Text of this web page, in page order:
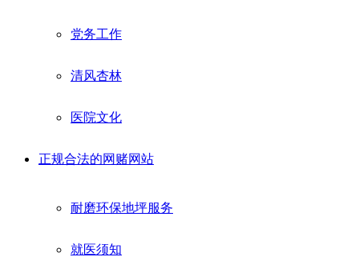
党务工作
清风杏林
医院文化
正规合法的网赌网站
耐磨环保地坪服务
就医须知